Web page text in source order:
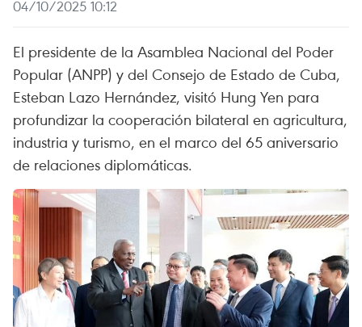
04/10/2025 10:12
El presidente de la Asamblea Nacional del Poder
Popular (ANPP) y del Consejo de Estado de Cuba,
Esteban Lazo Hernández, visitó Hung Yen para
profundizar la cooperación bilateral en agricultura,
industria y turismo, en el marco del 65 aniversario
de relaciones diplomáticas.